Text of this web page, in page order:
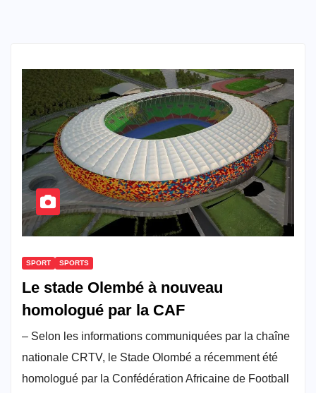
SPORT SPORTS
Le stade Olembé à nouveau
homologué par la CAF
– Selon les informations communiquées par la chaîne
nationale CRTV, le Stade Olombé a récemment été
homologué par la Confédération Africaine de Football